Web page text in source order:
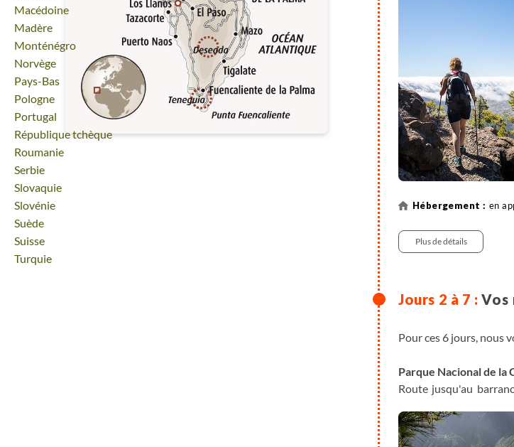
Voyage
Macédoine
Voyage
Madère
Voyage
Monténégro
Voyage
Norvège
Voyage
Pays-Bas
Voyage
Pologne
Voyage
Portugal
Voyage
République tchèque
Voyage
Roumanie
Voyage
Serbie
Voyage
Slovaquie
Voyage
Slovénie
Voyage
Suède
Voyage
Suisse
Voyage
Turquie
en
Plus de détails
Vos
Pour ces 6 jours, nous
Parque Nacional de la
Route jusqu'au
Taburiente avant de
paradis de biodiversité